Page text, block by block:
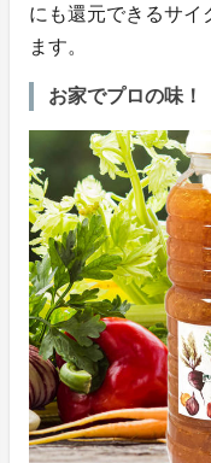
にも還元できるサイ
ます。
お家でプロの味！